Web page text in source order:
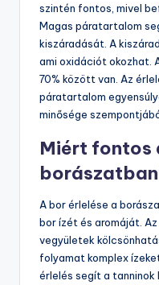
szintén fontos, mivel
Magas páratartalom
kiszáradását. A
ami oxidációt okozhat.
70% között van. Az
páratartalom
minősége
Miért fontos
A bor érlelése a
bor ízét és aromáját.
vegyületek
folyamat komplex
érlelés segít a tanninok